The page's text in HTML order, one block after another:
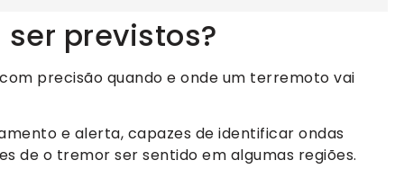
previstos?
precisão quando e onde um terremoto vai
e alerta, capazes de identificar ondas
de o tremor ser sentido em algumas regiões.